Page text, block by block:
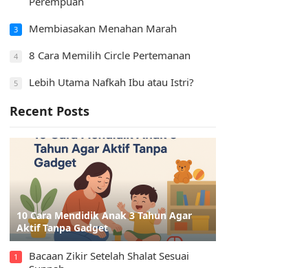
3 Membiasakan Menahan Marah
4 8 Cara Memilih Circle Pertemanan
5 Lebih Utama Nafkah Ibu atau Istri?
Recent Posts
10 Cara Mendidik Anak 3 Tahun Agar
Aktif Tanpa Gadget
1
Bacaan Zikir Setelah Shalat Sesuai